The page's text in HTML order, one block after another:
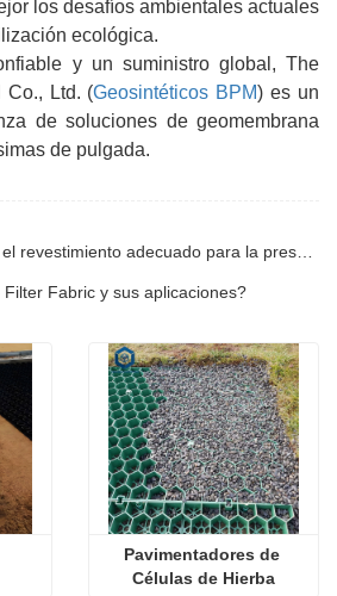
los desafíos ambientales actuales
ecológica.
y un suministro global, The
Co., Ltd. (Geosintéticos BPM) es un
de soluciones de geomembrana
de pulgada.
Fabric y sus aplicaciones?
Pavimentadores de
Células de Hierba